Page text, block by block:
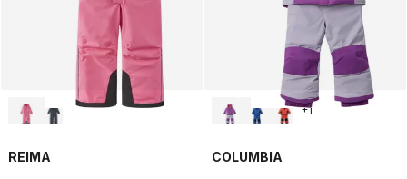
REIMA
+1
COLUMBIA